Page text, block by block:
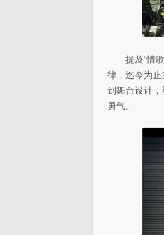
提及“情
律，迄今为
到舞台设计
勇气。